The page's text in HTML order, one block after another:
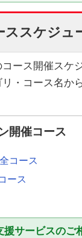
ススケジュ
ース開催スケ
・コース名か
開催コース
コース
ース
援サービスのご